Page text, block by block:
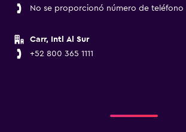
No se proporcionó número de teléfono
Carr, Intl Al Sur
+52 800 365 1111